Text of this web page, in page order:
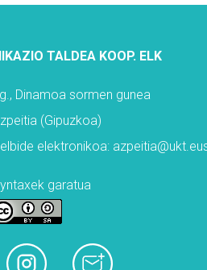
TALDEA KOOP. ELK
Dinamoa sormen gunea
(Gipuzkoa)
elektronikoa:
garatua